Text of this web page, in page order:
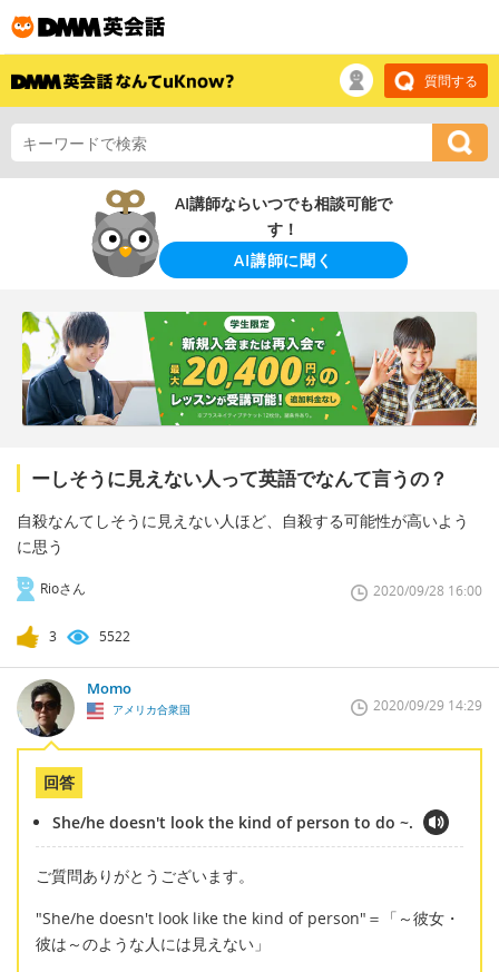
質問する
AI講師ならいつでも相談可能で
す！
AI講師に聞く
ーしそうに見えない人って英語でなんて言うの？
自殺なんてしそうに見えない人ほど、自殺する可能性が高いよう
に思う
Rioさん 2020/09/28 16:00
3 5522
Momo
アメリカ合衆国 2020/09/29 14:29
回答
She/he doesn't look the kind of person to do ~.
ご質問ありがとうございます。
"She/he doesn't look like the kind of person"＝「～彼女・
彼は～のような人には見えない」